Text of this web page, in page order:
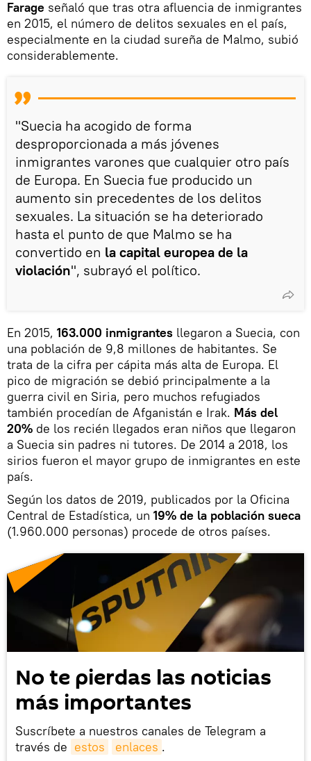
Farage señaló que tras otra afluencia de inmigrantes
en 2015, el número de delitos sexuales en el país,
especialmente en la ciudad sureña de Malmo, subió
considerablemente.
"Suecia ha acogido de forma
desproporcionada a más jóvenes
inmigrantes varones que cualquier otro país
de Europa. En Suecia fue producido un
aumento sin precedentes de los delitos
sexuales. La situación se ha deteriorado
hasta el punto de que Malmo se ha
convertido en la capital europea de la
violación", subrayó el político.
En 2015, 163.000 inmigrantes llegaron a Suecia, con
una población de 9,8 millones de habitantes. Se
trata de la cifra per cápita más alta de Europa. El
pico de migración se debió principalmente a la
guerra civil en Siria, pero muchos refugiados
también procedían de Afganistán e Irak. Más del
20% de los recién llegados eran niños que llegaron
a Suecia sin padres ni tutores. De 2014 a 2018, los
sirios fueron el mayor grupo de inmigrantes en este
país.
Según los datos de 2019, publicados por la Oficina
Central de Estadística, un 19% de la población sueca
(1.960.000 personas) procede de otros países.
No te pierdas las noticias
más importantes
Suscríbete a nuestros canales de Telegram a
través de estos enlaces .